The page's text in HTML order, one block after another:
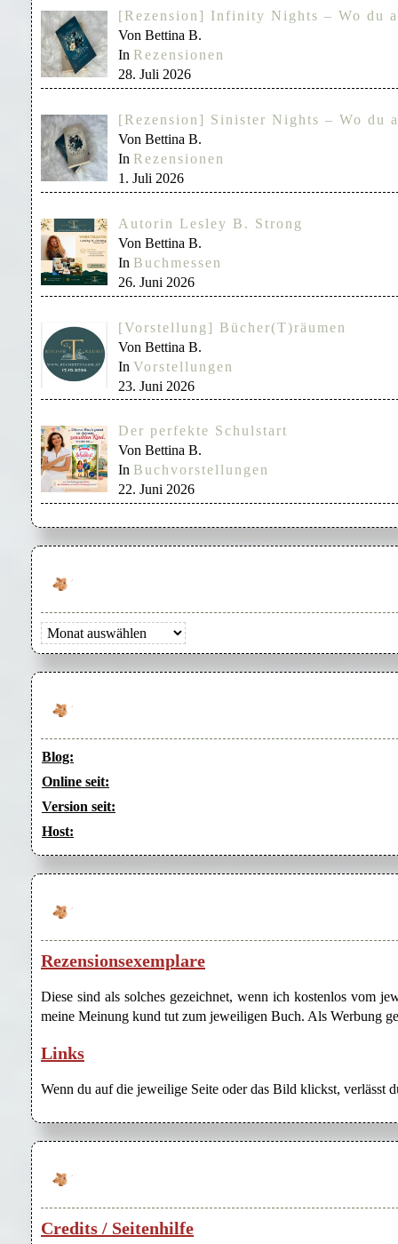
[Rezension] Infinity Nights – Wo du
Von Bettina B.
In Rezensionen
28. Juli 2026
[Rezension] Sinister Nights – Wo du
Von Bettina B.
In Rezensionen
1. Juli 2026
Autorin Lesley B. Strong
Von Bettina B.
In Buchmessen
26. Juni 2026
[Vorstellung] Bücher(T)räumen
Von Bettina B.
In Vorstellungen
23. Juni 2026
Der perfekte Schulstart
Von Bettina B.
In Buchvorstellungen
22. Juni 2026
Archiv
Blog:
Online seit:
Version seit:
Host:
Rezensionsexemplare
Diese sind als solches gezeichnet, wenn ich kostenlos vom
meine Meinung kund tut zum jeweiligen Buch. Als Werbung
Links
Wenn du auf die jeweilige Seite oder das Bild klickst, verlässt
Credits / Seitenhilfe